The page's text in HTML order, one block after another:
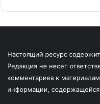
Настоящий ресурс
Редакция не несет
комментариев к
информации,